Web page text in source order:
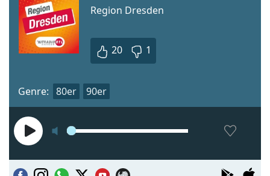
Region Dresden
20 1
Genre: 80er 90er